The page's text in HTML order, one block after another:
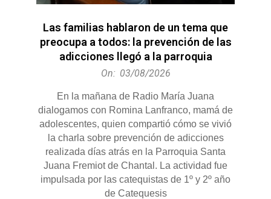
Las familias hablaron de un tema que
preocupa a todos: la prevención de las
adicciones llegó a la parroquia
On: 03/08/2026
En la mañana de Radio María Juana
dialogamos con Romina Lanfranco, mamá de
adolescentes, quien compartió cómo se vivió
la charla sobre prevención de adicciones
realizada días atrás en la Parroquia Santa
Juana Fremiot de Chantal. La actividad fue
impulsada por las catequistas de 1º y 2º año
de Catequesis